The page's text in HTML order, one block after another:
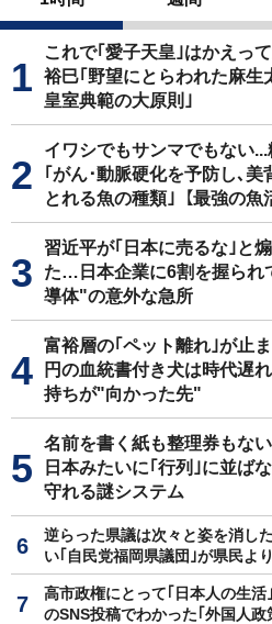
これで｢愛子天皇｣はかえっ
裕巳｢野望にとらわれた麻生
皇室典範の大原則｣
イワシでもサンマでもない
｢がん･動脈硬化を予防し､美
とれる魚の種類｣【最強の魚
習近平が｢日本に売るな｣と
た…日本企業に6割を握られ
導体"の意外な急所
富裕層の｢ペット離れ｣が止
円の血統書付き犬は時代遅
持ちが"向かった先"
名前を書く紙も整理券もな
日本みたいに｢行列｣に並ば
守れる謎システム
逆らった県議は次々と姿を消し
い｢自民党福岡県議団｣が県民よ
高市政権にとって｢日本人の生
のSNS投稿でわかった｢外国人政